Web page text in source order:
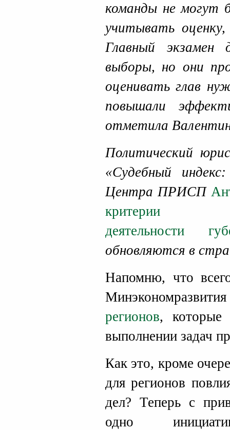
команды не могут
учитывать
Главный
выборы, но они
оценивать глав
повышали
отметила
Политический
«Судебный
Центра ПРИСП
критерии
деятельности
обновляются в
Напомню, что
регионов, которые
выполнении задач
Как это, кроме
для регионов
дел? Теперь с
одно